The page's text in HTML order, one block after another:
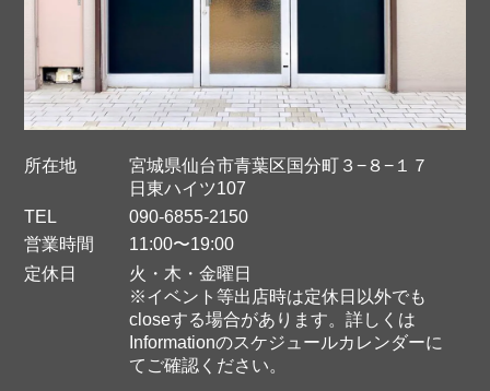
バナナパッションフルーツジャム
2025/05/13
ストロベリーペッパージャム
2025/05/13
所在地
宮城県仙台市青葉区国分町３−８−１７
日東ハイツ107
TEL
090-6855-2150
営業時間
11:00〜19:00
定休日
火・木・金曜日
※イベント等出店時は定休日以外でも
closeする場合があります。詳しくは
Informationのスケジュールカレンダーに
てご確認ください。